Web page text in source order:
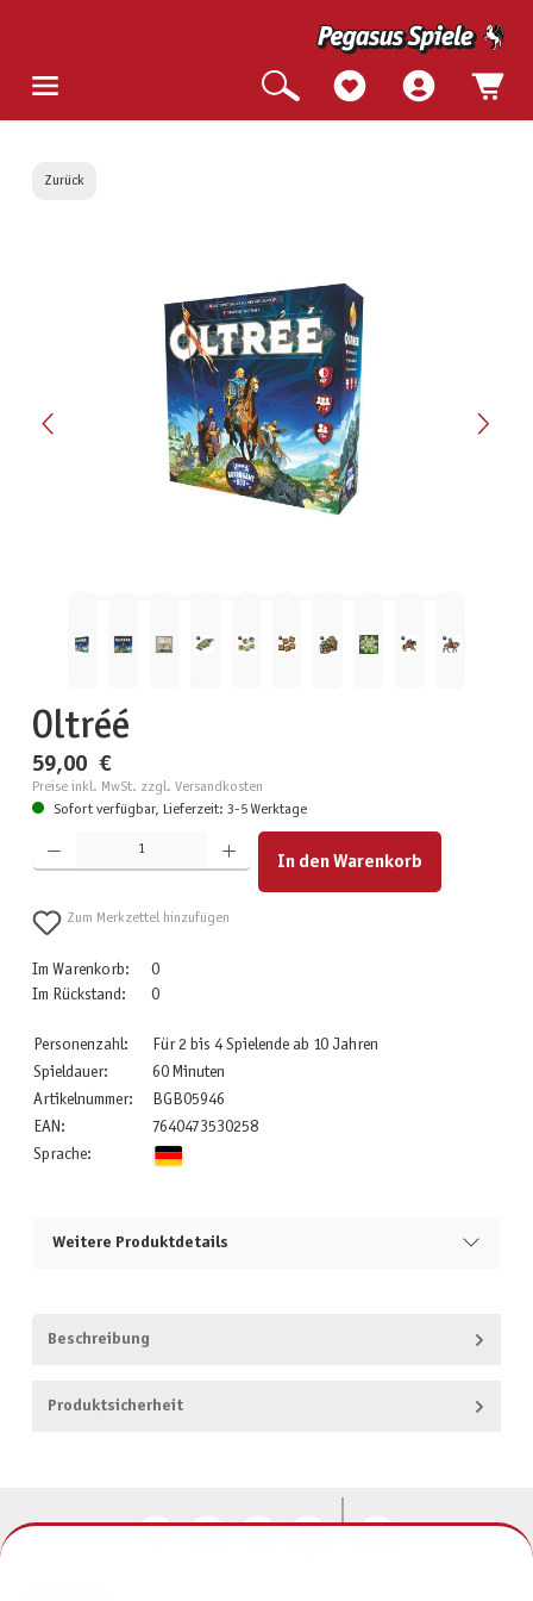
Zurück
Oltréé
59,00 €
Preise inkl. MwSt. zzgl. Versandkosten
Sofort verfügbar, Lieferzeit: 3-5 Werktage
Produkt Anzahl: Gib den gewünschten Wert ein oder benutze die Schaltflächen um die Anzahl zu
In den Warenkorb
Zum Merkzettel hinzufügen
Im Warenkorb:
0
Im Rückstand:
0
Personenzahl:
Für 2 bis 4 Spielende ab 10 Jahren
Spieldauer:
60 Minuten
Artikelnummer:
BGB05946
EAN:
7640473530258
Sprache:
Weitere Produktdetails
Beschreibung
Produktsicherheit